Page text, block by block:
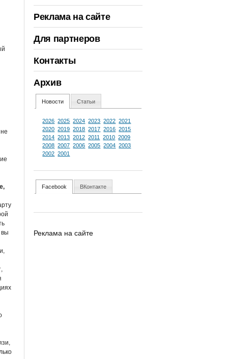
Реклама на сайте
Для партнеров
Контакты
Архив
Новости Статьи
2026 2025 2024 2023 2022 2021
2020 2019 2018 2017 2016 2015
2014 2013 2012 2011 2010 2009
2008 2007 2006 2005 2004 2003
2002 2001
Facebook ВКонтакте
Реклама на сайте